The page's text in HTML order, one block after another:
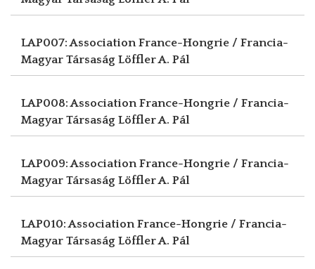
LAP007: Association France-Hongrie / Francia-
Magyar Társaság Löffler A. Pál
LAP008: Association France-Hongrie / Francia-
Magyar Társaság Löffler A. Pál
LAP009: Association France-Hongrie / Francia-
Magyar Társaság Löffler A. Pál
LAP010: Association France-Hongrie / Francia-
Magyar Társaság Löffler A. Pál